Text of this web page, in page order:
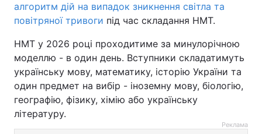
алгоритм дій на випадок зникнення світла та
повітряної тривоги під час складання НМТ.
НМТ у 2026 році проходитиме за минулорічною
моделлю - в один день. Вступники складатимуть
українську мову, математику, історію України та
один предмет на вибір - іноземну мову, біологію,
географію, фізику, хімію або українську
літературу.
Реклама